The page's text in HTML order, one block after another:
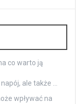
co warto ją
ale także …
wpływać na